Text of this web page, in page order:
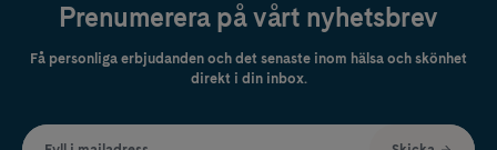
Prenumerera på vårt nyhetsbrev
Få personliga erbjudanden och det senaste inom hälsa och skönhet
direkt i din inbox.